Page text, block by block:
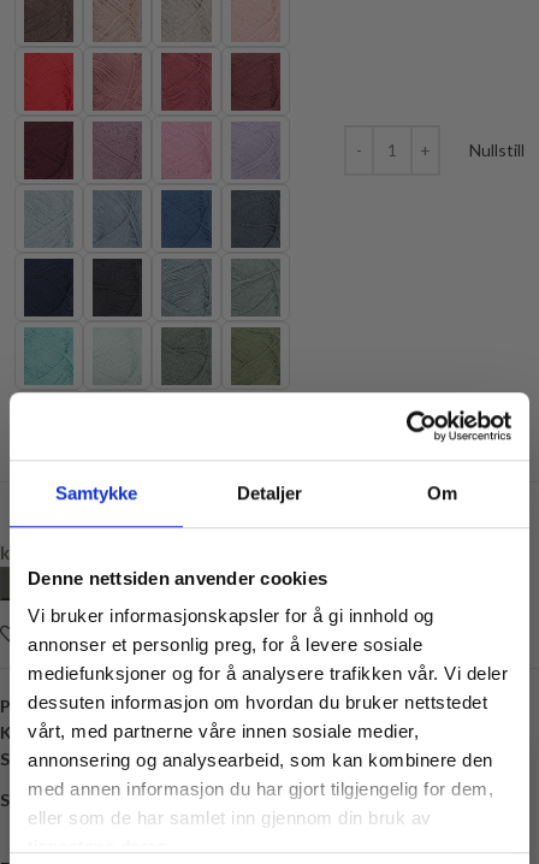
Samtykke Detaljer Om
Denne nettsiden anvender cookies
Vi bruker informasjonskapsler for å gi innhold og
annonser et personlig preg, for å levere sosiale
mediefunksjoner og for å analysere trafikken vår. Vi deler
dessuten informasjon om hvordan du bruker nettstedet
vårt, med partnerne våre innen sosiale medier,
annonsering og analysearbeid, som kan kombinere den
med annen informasjon du har gjort tilgjengelig for dem,
eller som de har samlet inn gjennom din bruk av
Nullstill
kr
LEGG I HANDLEKURV
Produktnummer:SG-GARN-TYLI
Kategori:Sandnes Garn
Stikkord:27 masker, 3 mm,Bomull,Lin ,Viskose
Share:
Vil du ha
10% rabatt